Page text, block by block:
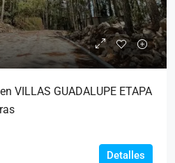
VILLAS GUADALUPE ETAPA
Detalles